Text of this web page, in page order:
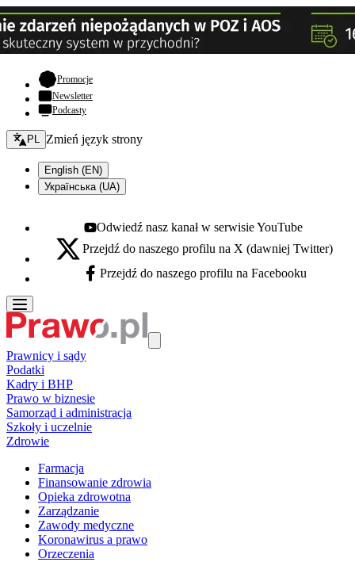
Promocje- otwiera się w nowej karcie
Newsletter
Podcasty
Zmień język - bieżący:
PL Zmień język strony
English (EN)
Українська (UA)
Youtube - otwiera się w nowej karcie
Odwiedź nasz kanał w serwisie YouTube
X - otwiera się w nowej karcie
Przejdź do naszego profilu na X (dawniej Twitter)
Facebook - otwiera się w nowej karcie
Przejdź do naszego profilu na Facebooku
Prawnicy i sądy
Podatki
Kadry i BHP
Prawo w biznesie
Samorząd i administracja
Szkoły i uczelnie
Zdrowie
Farmacja
Finansowanie zdrowia
Opieka zdrowotna
Zarządzanie
Zawody medyczne
Koronawirus a prawo
Orzeczenia